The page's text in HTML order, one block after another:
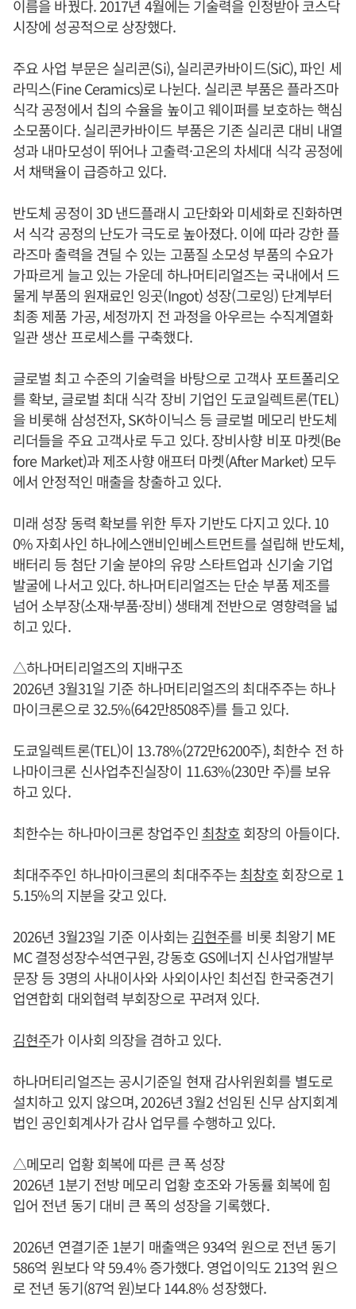
이름을 바꿨다. 2017년 4월에는 기술력을 인정받아 코스닥
시장에 성공적으로 상장했다.
주요 사업 부문은 실리콘(Si), 실리콘카바이드(SiC), 파인 세
라믹스(Fine Ceramics)로 나뉜다. 실리콘 부품은 플라즈마
식각 공정에서 칩의 수율을 높이고 웨이퍼를 보호하는 핵심
소모품이다. 실리콘카바이드 부품은 기존 실리콘 대비 내열
성과 내마모성이 뛰어나 고출력·고온의 차세대 식각 공정에
서 채택율이 급증하고 있다.
반도체 공정이 3D 낸드플래시 고단화와 미세화로 진화하면
서 식각 공정의 난도가 극도로 높아졌다. 이에 따라 강한 플
라즈마 출력을 견딜 수 있는 고품질 소모성 부품의 수요가
가파르게 늘고 있는 가운데 하나머티리얼즈는 국내에서 드
물게 부품의 원재료인 잉곳(Ingot) 성장(그로잉) 단계부터
최종 제품 가공, 세정까지 전 과정을 아우르는 수직계열화
일관 생산 프로세스를 구축했다.
글로벌 최고 수준의 기술력을 바탕으로 고객사 포트폴리오
를 확보, 글로벌 최대 식각 장비 기업인 도쿄일렉트론(TEL)
을 비롯해 삼성전자, SK하이닉스 등 글로벌 메모리 반도체
리더들을 주요 고객사로 두고 있다. 장비사향 비포 마켓(Be
fore Market)과 제조사향 애프터 마켓(After Market) 모두
에서 안정적인 매출을 창출하고 있다.
미래 성장 동력 확보를 위한 투자 기반도 다지고 있다. 10
0% 자회사인 하나에스앤비인베스트먼트를 설립해 반도체,
배터리 등 첨단 기술 분야의 유망 스타트업과 신기술 기업
발굴에 나서고 있다. 하나머티리얼즈는 단순 부품 제조를
넘어 소부장(소재·부품·장비) 생태계 전반으로 영향력을 넓
히고 있다.
△하나머티리얼즈의 지배구조
2026년 3월31일 기준 하나머티리얼즈의 최대주주는 하나
마이크론으로 32.5%(642만8508주)를 들고 있다.
도쿄일렉트론(TEL)이 13.78%(272만6200주), 최한수 전 하
나마이크론 신사업추진실장이 11.63%(230만 주)를 보유
하고 있다.
최한수는 하나마이크론 창업주인 최창호회장의 아들이다.
최대주주인 하나마이크론의 최대주주는최창호회장으로 1
5.15%의 지분을 갖고 있다.
2026년 3월23일 기준 이사회는김현주를 비롯 최왕기 ME
MC 결정성장수석연구원, 강동호 GS에너지 신사업개발부
문장 등 3명의 사내이사와 사외이사인 최선집 한국중견기
업연합회 대외협력 부회장으로 꾸려져 있다.
김현주가 이사회 의장을 겸하고 있다.
하나머티리얼즈는 공시기준일 현재 감사위원회를 별도로
설치하고 있지 않으며, 2026년 3월2 선임된 신무 삼지회계
법인 공인회계사가 감사 업무를 수행하고 있다.
△메모리 업황 회복에 따른 큰 폭 성장
2026년 1분기 전방 메모리 업황 호조와 가동률 회복에 힘
입어 전년 동기 대비 큰 폭의 성장을 기록했다.
2026년 연결기준 1분기 매출액은 934억 원으로 전년 동기
586억 원보다 약 59.4% 증가했다. 영업이익도 213억 원으
로 전년 동기(87억 원)보다 144.8% 성장했다.